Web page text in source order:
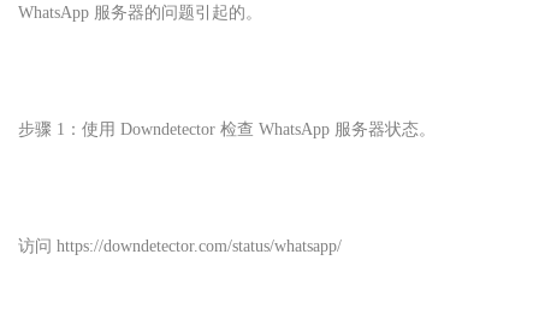
WhatsApp 服务器的问题引起的。
步骤 1：使用 Downdetector 检查 WhatsApp 服务器状态。
访问 https://downdetector.com/status/whatsapp/